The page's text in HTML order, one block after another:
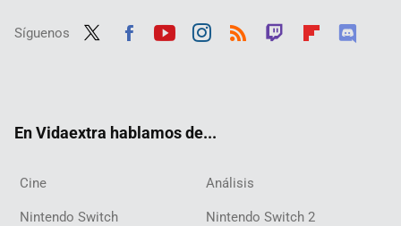
Síguenos
En Vidaextra hablamos de...
Cine Análisis
Nintendo Switch Nintendo Switch 2